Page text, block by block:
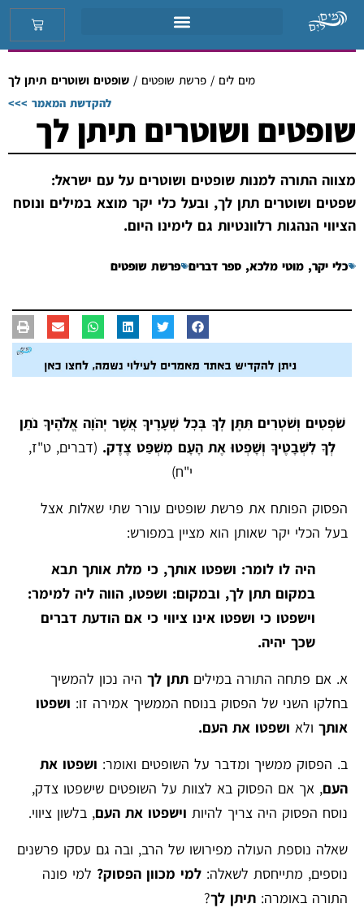
מים לים / פרשת שופטים / שופטים ושוטרים תיתן לך
להקדשת המאמר >>>
שופטים ושוטרים תיתן לך
מצווה התורה למנות שופטים ושוטרים על עם ישראל:
שפטים ושוטרים תתן לך, ובעל כלי יקר מוצא במילים ונוסח
הציווי הנהגות רלוונטיות גם לימינו היום.
כלי יקר, מוטי מלכא, ספר דברים פרשת שופטים
שֹׁפְטִים וְשֹׁטְרִים תִּתֶּן לְךָ בְּכׇל שְׁעָרֶיךָ אֲשֶׁר יְהֹוָה אֱלֹהֶיךָ נֹתֵן
לְךָ לִשְׁבָטֶיךָ וְשָׁפְטוּ אֶת הָעָם מִשְׁפַּט צֶדֶק. (דברים, ט"ז,
י"ח)
הפסוק הפותח את פרשת שופטים עורר שתי שאלות אצל
בעל הכלי יקר שאותן הוא מציין במפורש:
היה לו לומר: ושפטו אותך, כי מלת אותך תבא
במקום תתן לך, ובמקום: ושפטו, הווה ליה למימר:
וישפטו כי ושפטו אינו ציווי כי אם הודעת דברים
שכך יהיה.
א. אם פתחה התורה במילים תתן לך היה נכון להמשיך
בחלקו השני של הפסוק בנוסח הממשיך אמירה זו: ושפטו
אותך ולא ושפטו את העם.
ב. הפסוק ממשיך ומדבר על השופטים ואומר: ושפטו את
העם, אך אם הפסוק בא לצוות על השופטים שישפטו צדק,
נוסח הפסוק היה צריך להיות וישפטו את העם, בלשון ציווי.
שאלה נוספת העולה מפירושו של הרב, ובה גם עסקו פרשנים
נוספים, מתייחסת לשאלה: למי מכוון הפסוק? למי פונה
התורה באומרה: תיתן לך?